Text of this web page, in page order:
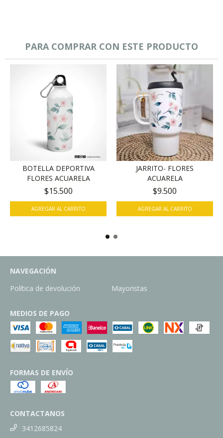
PARA COMPRAR CON ESTE PRODUCTO
BOTELLA DEPORTIVA
FLORES ACUARELA
$15.500
JARRITO- FLORES
ACUARELA
$9.500
NAVEGACIÓN
Política de devolución
Mayoristas
MEDIOS DE PAGO
FORMAS DE ENVÍO
CONTACTANOS
3412685824